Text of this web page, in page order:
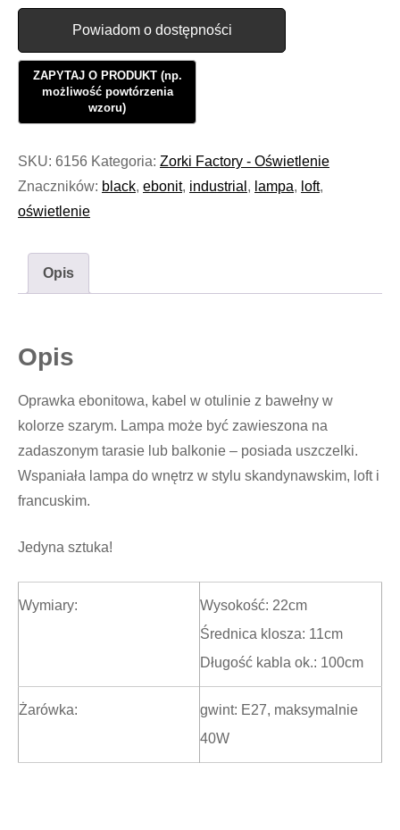
Powiadom o dostępności
SKU: 6156 Kategoria: Zorki Factory - Oświetlenie
Znaczników: black, ebonit, industrial , lampa, loft,
oświetlenie
Opis
Opis
Oprawka ebonitowa, kabel w otulinie z bawełny w
kolorze szarym. Lampa może być zawieszona na
zadaszonym tarasie lub balkonie – posiada uszczelki.
Wspaniała lampa do wnętrz w stylu skandynawskim, loft i
francuskim.
Jedyna sztuka!
Wymiary:
Wysokość: 22cm
Średnica klosza: 11cm
Długość kabla ok.: 100cm
Żarówka:
gwint: E27, maksymalnie
40W